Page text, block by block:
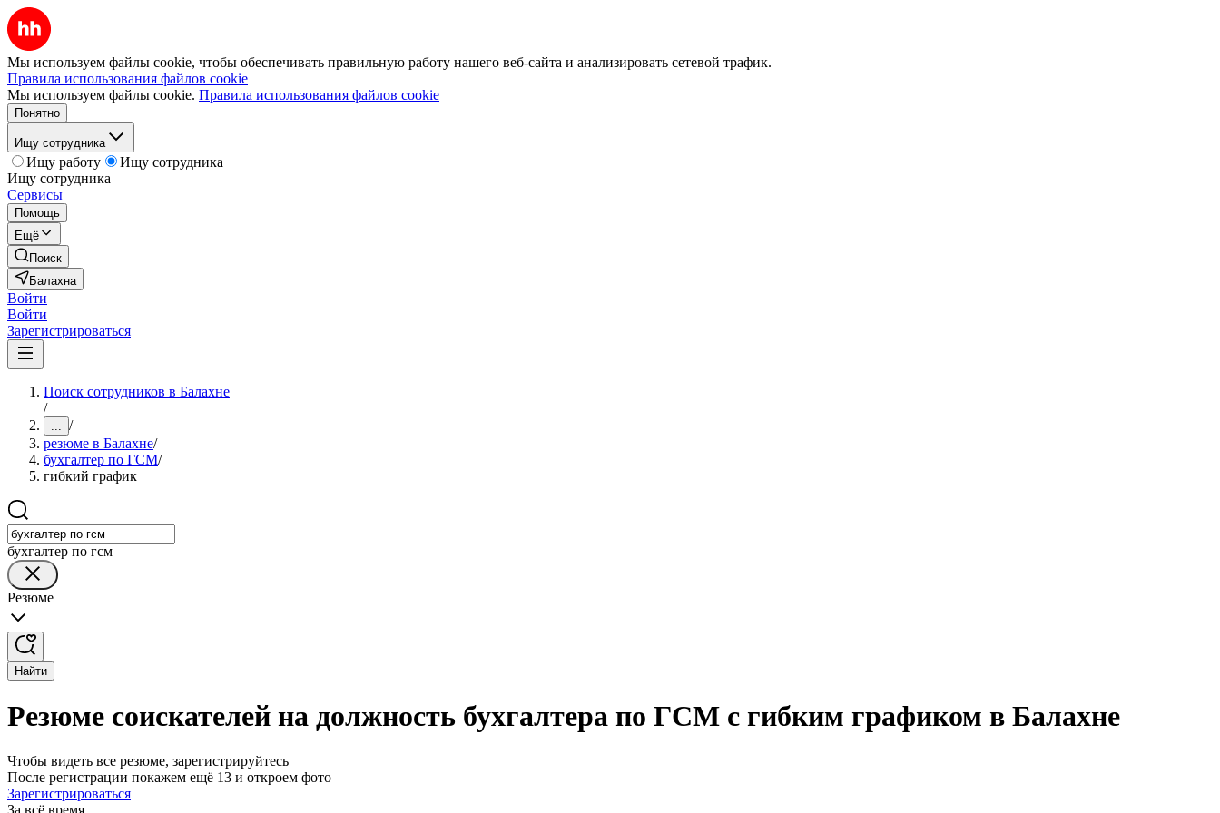
Мы используем файлы cookie, чтобы обеспечивать правильную работу нашего веб-сайта и анализировать сетевой трафик.
Правила использования файлов cookie
Мы используем файлы cookie. Правила использования файлов cookie
Понятно
Ищу сотрудника
Ищу работу
Ищу сотрудника
Ищу сотрудника
Сервисы
Помощь
Ещё
Поиск
Балахна
Войти
Войти
Зарегистрироваться
Поиск сотрудников в Балахне
/
... /
резюме в Балахне/
бухгалтер по ГСМ/
гибкий график
бухгалтер по гсм
Резюме
Найти
Резюме соискателей на должность бухгалтера по ГСМ с гибким графиком в Балахне
Чтобы видеть все резюме, зарегистрируйтесь
После регистрации покажем ещё 13 и откроем фото
Зарегистрироваться
За всё время